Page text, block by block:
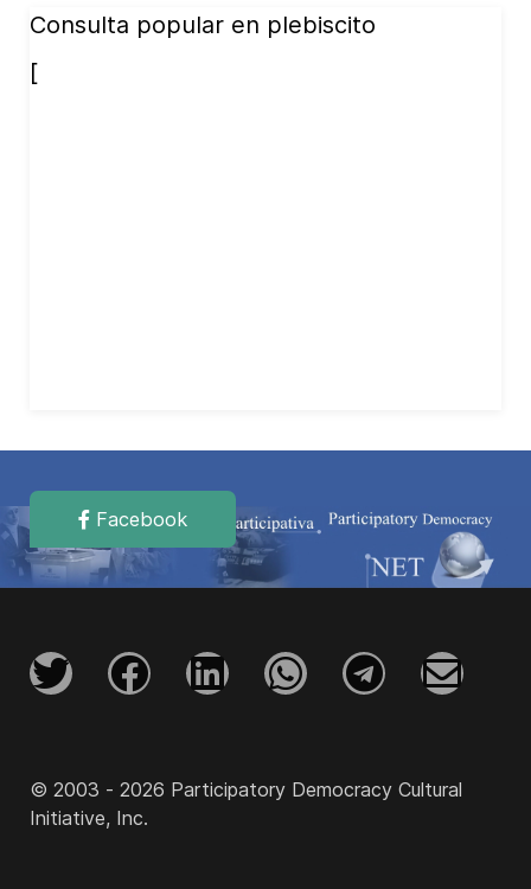
Consulta popular en plebiscito
[
Facebook
© 2003 - 2026 Participatory Democracy Cultural
Initiative, Inc.